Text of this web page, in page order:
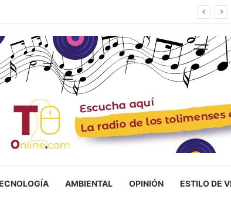
homicidio ocurrido en Ibagué
AMBIENTAL OPINIÓN ESTILO DE